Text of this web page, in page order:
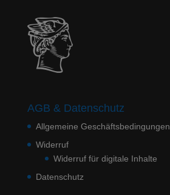
AGB & Datenschutz
Allgemeine Geschäftsbedingungen
Widerruf
Widerruf für digitale Inhalte
Datenschutz